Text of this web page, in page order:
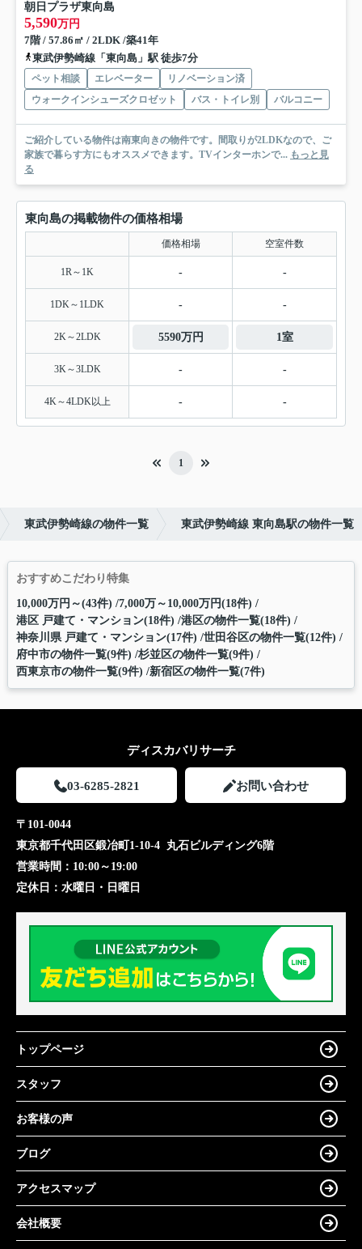
朝日プラザ東向島
5,590万円
7階 / 57.86㎡ / 2LDK /築41年
東武伊勢崎線「東向島」駅 徒歩7分
ペット相談 エレベーター
リノベーション済
ウォークインシューズクロゼット
バス・トイレ別 バルコニー
ご紹介している物件は南東向きの物件です。間取りが2LDKなので、ご
家族で暮らす方にもオススメできます。TVインターホンで... もっと見
る
東向島の掲載物件の価格相場
価格相場 空室件数
1R～1K - -
1DK～1LDK - -
2K～2LDK 5590万円 1室
3K～3LDK - -
4K～4LDK以上 - -
1
東武伊勢崎線の物件一覧 東武伊勢崎線 東向島駅の物件一覧
おすすめこだわり特集
10,000万円～(43件) 7,000万～10,000万円(18件)
港区 戸建て・マンション(18件) 港区の物件一覧(18件)
神奈川県 戸建て・マンション(17件) 世田谷区の物件一覧(12件)
府中市の物件一覧(9件) 杉並区の物件一覧(9件)
西東京市の物件一覧(9件) 新宿区の物件一覧(7件)
ディスカバリサーチ
03-6285-2821 お問い合わせ
〒101-0044
東京都千代田区鍛冶町1-10-4 丸石ビルディング6階
営業時間： 10:00～19:00
定休日： 水曜日・日曜日
トップページ
スタッフ
お客様の声
ブログ
アクセスマップ
会社概要